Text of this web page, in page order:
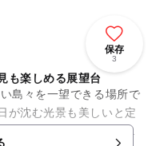
保存
3
も楽しめる展望台
島々を一望できる場所で
が沈む光景も美しいと定
る遊具はありません